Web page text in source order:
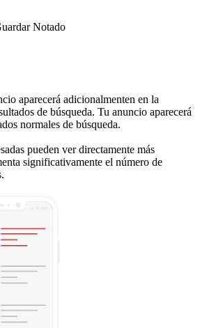
Notado
aparecerá adicionalmenten en la
de búsqueda. Tu anuncio aparecerá
normales de búsqueda.
pueden ver directamente más
significativamente el número de